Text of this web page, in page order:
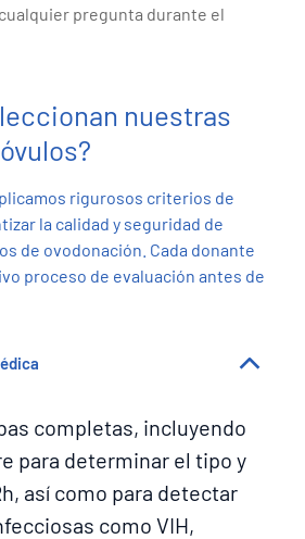
pregunta durante el
nuestras
rigurosos criterios de
la calidad y seguridad de
de ovodonación. Cada donante
proceso de evaluación antes de
completas, incluyendo
para determinar el tipo y
así como para detectar
como VIH,